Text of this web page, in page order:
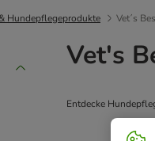
Hundepflegeprodukte Vet´s
Vet's
Entdecke